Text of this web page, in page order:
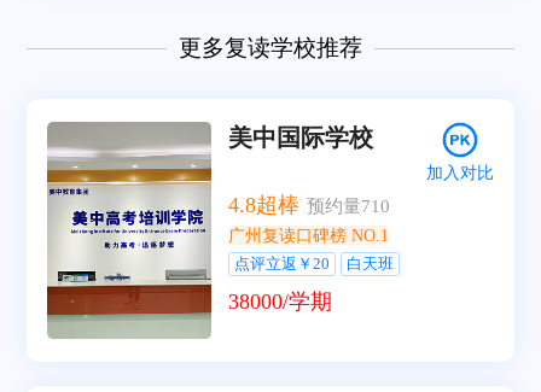
更多复读学校推荐
美中国际学校
加入对比
4.8超棒 预约量710
广州复读口碑榜 NO.1
点评立返￥20 白天班
38000/学期